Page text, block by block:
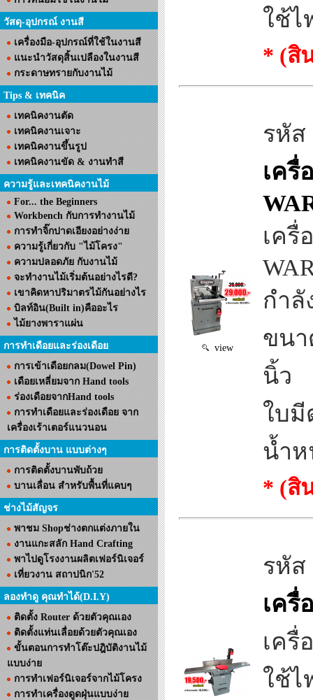
วัสดุ-อุปกรณ์ งานสี
เครื่องมือ-อุปกรณ์ที่ใช้ในงานสี
แนะนำวัสดุสิ้นเปลืองในงานสี
กระดาษทรายกับงานไม้
Tips & เทคนิค
เทคนิคงานตัด
เทคนิคงานเจาะ
เทคนิคงานขึ้นรูป
เทคนิคงานขัด & งานทำสี
ความรู้และเทคนิคงานไม้
For... the Beginners
Workbench กับการทำงานไม้
การทำจิ๊กปาดเอียงอย่างง่าย
ความรู้เกี่ยวกับ "ไม้โครง"
ความปลอดภัย กับงานไม้
จะทำงานไม้เริ่มต้นอย่างไรดี?
เขาคิดหาปริมาตรไม้กันอย่างไร
บิลท์อิน(Built in)คืออะไร
ไม้ยางพาราแผ่น
การทำเดือยและร่องเดือย
การเข้าเดือยกลม(Dowel Pin)
เดือยเหลี่ยมจาก Hand tools
ร่องเดือยจากHand tools
การทำเดือยและร่องเดือย จาก
เครื่องเร้าเตอร์แนวนอน
การติดตั้งบาน แบบต่างๆ
การติดตั้งบานพับถ้วย
บานเลื่อน สำหรับพื้นที่แคบๆ
ช่างไม้สัญจร
พาชม Shopช่างตกแต่งภายใน
งานแกะสลัก Hand Crafting
พาไปดูโรงงานผลิตเฟอร์นิเจอร์
เที่ยวงาน สถาปนิก'52
ลองทำดู คุณทำได้(D.I.Y)
ติดตั้ง Router ด้วยตัวคุณเอง
ติดตั้งแท่นเลื่อยด้วยตัวคุณเอง
ขั้นตอนการทำโต๊ะปฎิบัติงานไม้
แบบง่าย
การทำเฟอร์นิเจอร์จากไม้โครง
การทำเครื่องดูดฝุ่นแบบง่าย
ใช้ไ
* (สิ
view
รหัส
เครื่
เครื่
กำลั
ขนา
นิ้ว
ใบมี
น้ำห
* (สิ
รหัส
เครื่
เครื่
ใช้ไ